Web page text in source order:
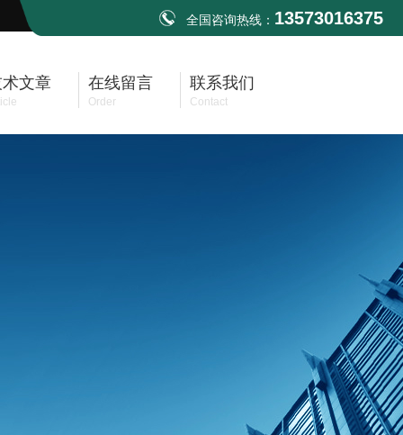
全国咨询热线： 13573016375
文章 在线留言
Order
联系我们
Contact